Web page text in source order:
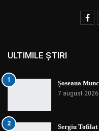
ULTIMILE ȘTIRI
1 Șoseaua
7 august 2026
2 Sergiu